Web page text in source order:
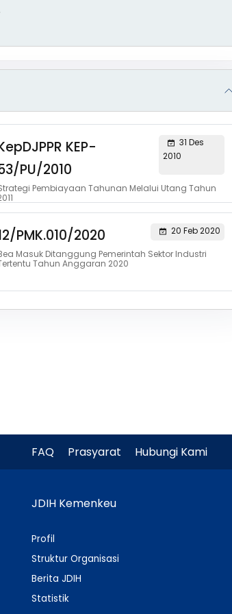
KEP-
PU/2010
31 Des
2010
Pembiayaan Tahunan Melalui Utang Tahun
PMK.010/2020
20 Feb 2020
Masuk Ditanggung Pemerintah Sektor Industri
Tahun Anggaran 2020
FAQ Prasyarat Hubungi Kami
JDIH Kemenkeu
Profil
Struktur Organisasi
Berita JDIH
Statistik